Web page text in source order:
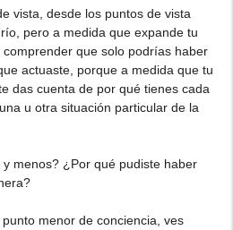
vista, desde los puntos de vista
pero a medida que expande tu
que solo podrías haber
actuaste, porque a medida que tu
das cuenta de por qué tienes cada
u otra situación particular de la
menos? ¿Por qué pudiste haber
menor de conciencia, ves